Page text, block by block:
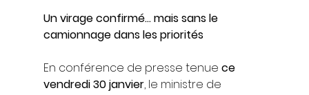
Un virage confirmé… mais sans le
camionnage dans les priorités
En conférence de presse tenue ce
vendredi 30 janvier, le ministre de